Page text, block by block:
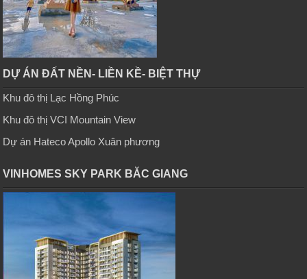
DỰ ÁN ĐẤT NỀN- LIỀN KỀ- BIỆT THỰ
Khu đô thị Lạc Hồng Phúc
Khu đô thị VCI Mountain View
Dự án Hateco Apollo Xuân phương
VINHOMES SKY PARK BĂC GIANG